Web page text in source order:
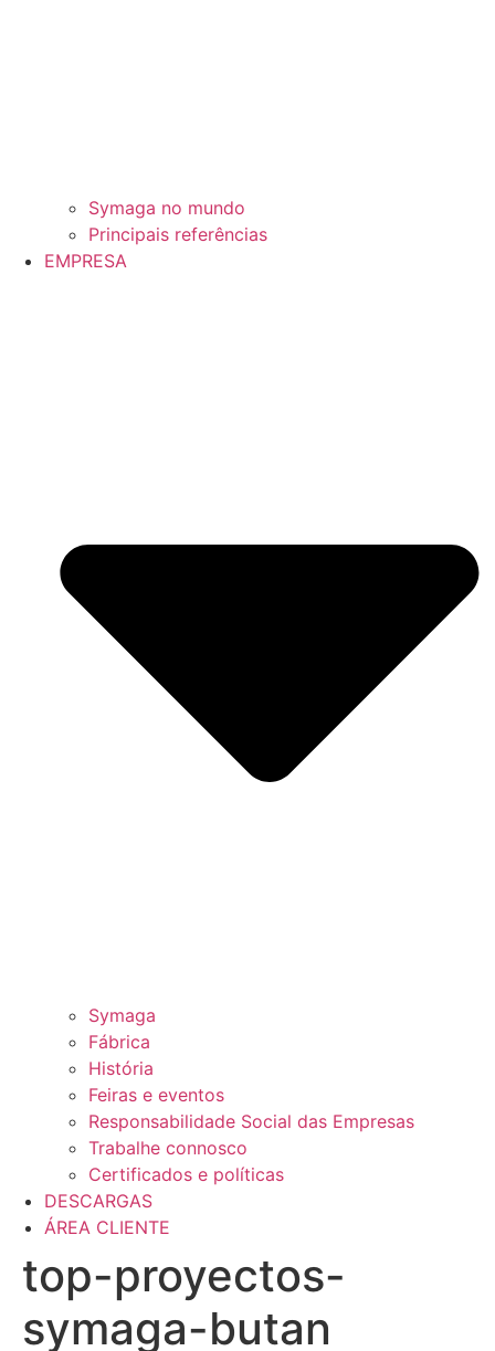
Symaga no mundo
Principais referências
EMPRESA
Symaga
Fábrica
História
Feiras e eventos
Responsabilidade Social das Empresas
Trabalhe connosco
Certificados e políticas
DESCARGAS
ÁREA CLIENTE
top-proyectos-
symaga-butan